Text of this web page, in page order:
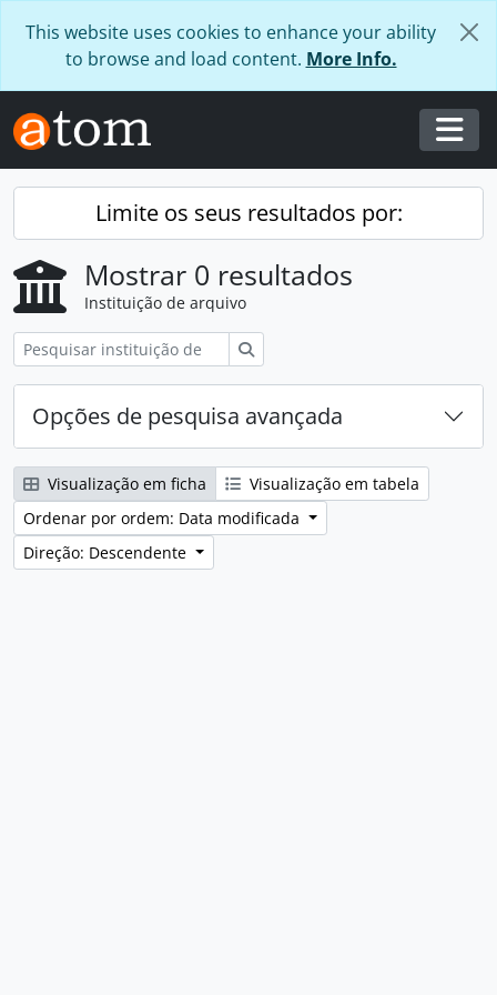
This website uses cookies to enhance your ability
to browse and load content. More Info.
Limite os seus resultados por:
Mostrar 0 resultados
Instituição de arquivo
Opções de pesquisa avançada
Visualização em ficha
Visualização em tabela
Ordenar por ordem: Data modificada
Direção: Descendente